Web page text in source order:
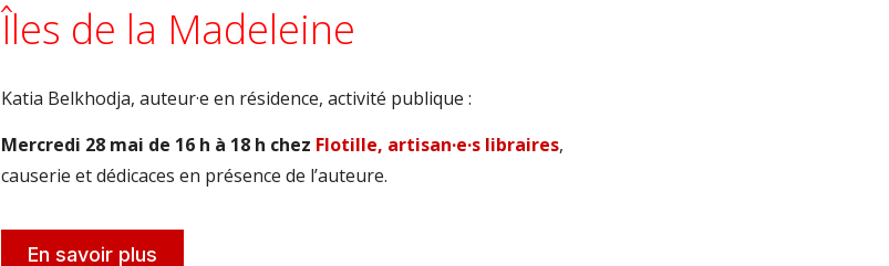
Îles de la Madeleine
Katia Belkhodja, auteur·e en résidence, activité publique :
Mercredi 28 mai de 16 h à 18 h chez Flotille, artisan·e·s libraires,
causerie et dédicaces en présence de l’auteure.
En savoir plus